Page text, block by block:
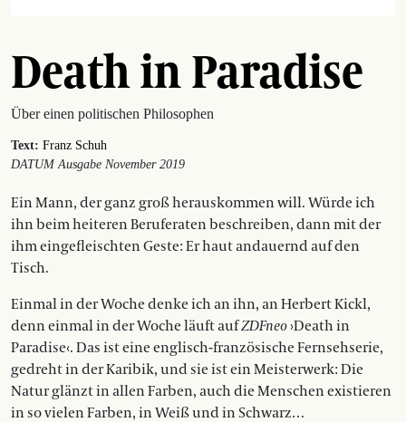
Death in Paradise
Über einen politischen Philosophen
Text: Franz Schuh
DATUM Ausgabe November 2019
Ein Mann, der ganz groß heraus­kommen will. Würde ich
ihn beim heiteren Beruferaten beschreiben, dann mit der
ihm eingefleischten Geste: Er haut andauernd auf den
Tisch.
Einmal in der Woche denke ich an ihn, an Herbert Kickl,
denn einmal in der Woche läuft aufZDFneo ›Death in
Paradise‹. Das ist eine englisch-französische Fernsehserie,
gedreht in der Karibik, und sie ist ein Meisterwerk: Die
Natur glänzt in allen Farben, auch die Menschen existieren
in so vielen Farben, in Weiß und in Schwarz…